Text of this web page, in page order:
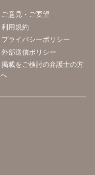
ご意見・ご要望
利用規約
プライバシーポリシー
外部送信ポリシー
掲載をご検討の弁護士の方
へ